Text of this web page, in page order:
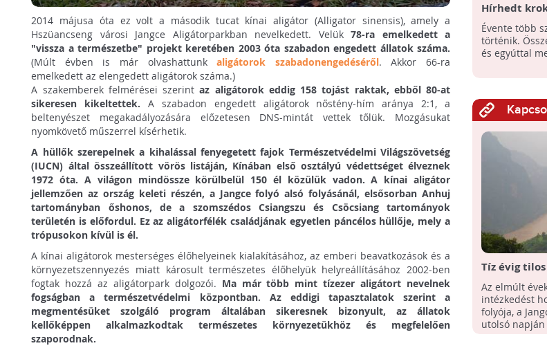
2014 májusa óta ez volt a második tucat kínai aligátor (Alligator sinensis), amely a
Hszüancseng városi Jangce Aligátorparkban nevelkedett. Velük78-ra emelkedett a
"vissza a természetbe" projekt keretében 2003 óta szabadon engedett állatok száma.
(Múlt évben is már olvashattunkaligátorok szabadonengedéséről. Akkor 66-ra
emelkedett az elengedett aligátorok száma.)
A szakemberek felmérései szerintaz aligátorok eddig 158 tojást raktak, ebből 80-at
sikeresen kikeltettek. A szabadon engedett aligátorok nőstény-hím aránya 2:1, a
beltenyészet megakadályozására előzetesen DNS-mintát vettek tőlük. Mozgásukat
nyomkövető műszerrel kísérhetik.
A hüllők szerepelnek a kihalással fenyegetett fajok Természetvédelmi Világszövetség
(IUCN) által összeállított vörös listáján, Kínában első osztályú védettséget élveznek
1972 óta. A világon mindössze körülbelül 150 él közülük vadon. A kínai aligátor
jellemzően az ország keleti részén, a Jangce folyó alsó folyásánál, elsősorban Anhuj
tartományban őshonos, de a szomszédos Csiangszu és Csöcsiang tartományok
területén is előfordul. Ez az aligátorfélék családjának egyetlen páncélos hüllője, mely a
trópusokon kívül is él.
A kínai aligátorok mesterséges élőhelyeinek kialakításához, az emberi beavatkozások és a
környezetszennyezés miatt károsult természetes élőhelyük helyreállításához 2002-ben
fogtak hozzá az aligátorpark dolgozói. Ma már több mint tízezer aligátort nevelnek
fogságban a természetvédelmi központban. Az eddigi tapasztalatok szerint a
megmentésüket szolgáló program általában sikeresnek bizonyult, az állatok
kellőképpen alkalmazkodtak természetes környezetükhöz és megfelelően
szaporodnak.
Hírhedt
Évente több
történik.
és egyúttal
Tíz évig
leghosszabb
Az elmúlt
intézkedést
folyója, a
utolsó